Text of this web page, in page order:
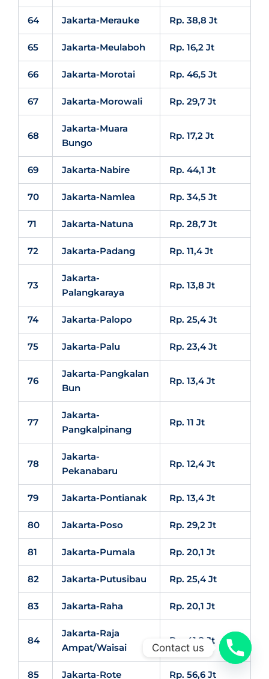
64 Jakarta-Merauke Rp. 38,8 Jt
65 Jakarta-Meulaboh Rp. 16,2 Jt
66 Jakarta-Morotai Rp. 46,5 Jt
67 Jakarta-Morowali Rp. 29,7 Jt
68
Jakarta-Muara
Bungo
Rp. 17,2 Jt
69 Jakarta-Nabire Rp. 44,1 Jt
70 Jakarta-Namlea Rp. 34,5 Jt
71 Jakarta-Natuna Rp. 28,7 Jt
72 Jakarta-Padang Rp. 11,4 Jt
73
Jakarta-
Palangkaraya
Rp. 13,8 Jt
74 Jakarta-Palopo Rp. 25,4 Jt
75 Jakarta-Palu Rp. 23,4 Jt
76
Jakarta-Pangkalan
Bun
Rp. 13,4 Jt
77
Jakarta-
Pangkalpinang
Rp. 11 Jt
78
Jakarta-
Pekanabaru
Rp. 12,4 Jt
79 Jakarta-Pontianak Rp. 13,4 Jt
80 Jakarta-Poso Rp. 29,2 Jt
81 Jakarta-Pumala Rp. 20,1 Jt
82 Jakarta-Putusibau Rp. 25,4 Jt
83 Jakarta-Raha Rp. 20,1 Jt
84
Jakarta-Raja
Ampat/Waisai
Rp. 41,2 Jt
85 Jakarta-Rote Rp. 56,6 Jt
Contact us